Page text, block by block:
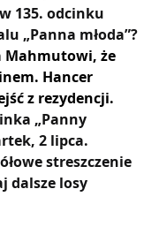
135. odcinku
„Panna młoda”?
Mahmutowi, że
Hancer
z rezydencji.
„Panny
2 lipca.
streszczenie
dalsze losy